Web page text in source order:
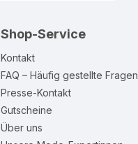
Shop-Service
Kontakt
FAQ – Häufig gestellte Fragen
Presse-Kontakt
Gutscheine
Über uns